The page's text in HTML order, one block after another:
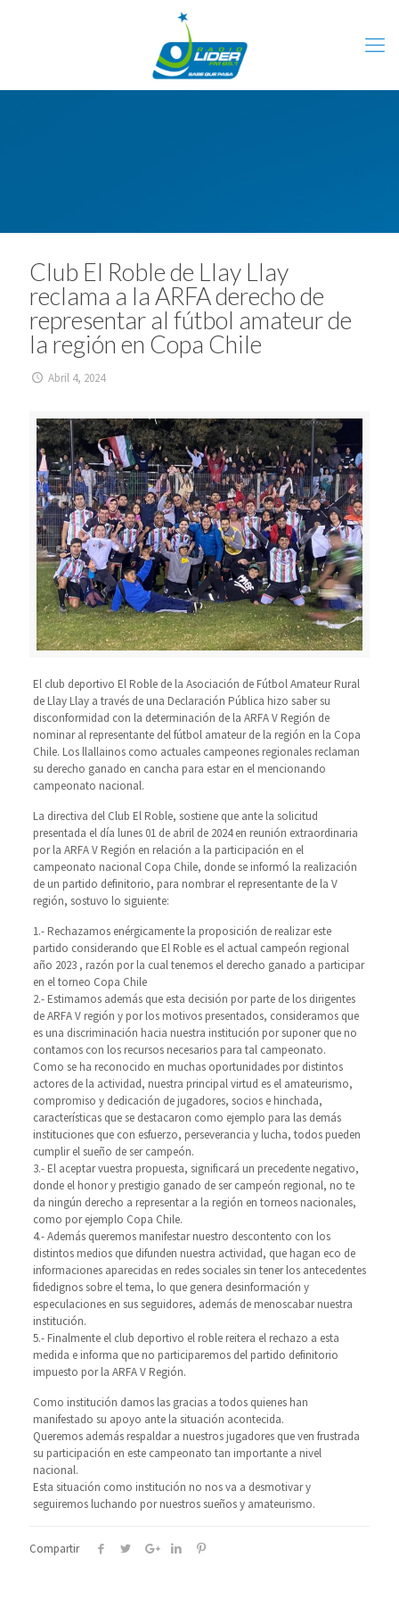
Club El Roble de Llay Llay
reclama a la ARFA derecho de
representar al fútbol amateur de
la región en Copa Chile
Abril 4, 2024
El club deportivo El Roble de la Asociación de Fútbol Amateur Rural
de Llay Llay a través de una Declaración Pública hizo saber su
disconformidad con la determinación de la ARFA V Región de
nominar al representante del fútbol amateur de la región en la Copa
Chile. Los llallainos como actuales campeones regionales reclaman
su derecho ganado en cancha para estar en el mencionando
campeonato nacional.
La directiva del Club El Roble, sostiene que ante la solicitud
presentada el día lunes 01 de abril de 2024 en reunión extraordinaria
por la ARFA V Región en relación a la participación en el
campeonato nacional Copa Chile, donde se informó la realización
de un partido definitorio, para nombrar el representante de la V
región, sostuvo lo siguiente:
1.- Rechazamos enérgicamente la proposición de realizar este
partido considerando que El Roble es el actual campeón regional
año 2023 , razón por la cual tenemos el derecho ganado a participar
en el torneo Copa Chile
2.- Estimamos además que esta decisión por parte de los dirigentes
de ARFA V región y por los motivos presentados, consideramos que
es una discriminación hacia nuestra institución por suponer que no
contamos con los recursos necesarios para tal campeonato.
Como se ha reconocido en muchas oportunidades por distintos
actores de la actividad, nuestra principal virtud es el amateurismo,
compromiso y dedicación de jugadores, socios e hinchada,
características que se destacaron como ejemplo para las demás
instituciones que con esfuerzo, perseverancia y lucha, todos pueden
cumplir el sueño de ser campeón.
3.- El aceptar vuestra propuesta, significará un precedente negativo,
donde el honor y prestigio ganado de ser campeón regional, no te
da ningún derecho a representar a la región en torneos nacionales,
como por ejemplo Copa Chile.
4.- Además queremos manifestar nuestro descontento con los
distintos medios que difunden nuestra actividad, que hagan eco de
informaciones aparecidas en redes sociales sin tener los antecedentes
fidedignos sobre el tema, lo que genera desinformación y
especulaciones en sus seguidores, además de menoscabar nuestra
institución.
5.- Finalmente el club deportivo el roble reitera el rechazo a esta
medida e informa que no participaremos del partido definitorio
impuesto por la ARFA V Región.
Como institución damos las gracias a todos quienes han
manifestado su apoyo ante la situación acontecida.
Queremos además respaldar a nuestros jugadores que ven frustrada
su participación en este campeonato tan importante a nivel
nacional.
Esta situación como institución no nos va a desmotivar y
seguiremos luchando por nuestros sueños y amateurismo.
Compartir